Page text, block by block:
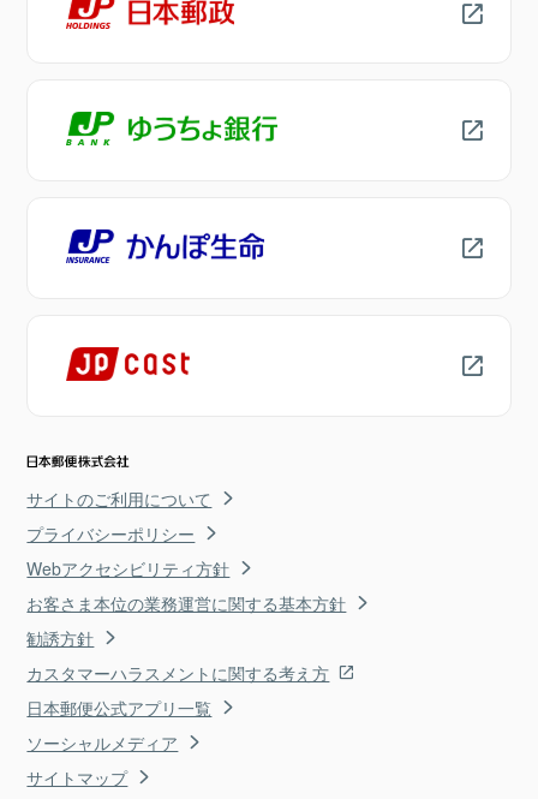
サイトのご利用について
プライバシーポリシー
Webアクセシビリティ方針
お客さま本位の業務運営に関する基本方針
勧誘方針
カスタマーハラスメントに関する考え方
日本郵便公式アプリ一覧
ソーシャルメディア
サイトマップ